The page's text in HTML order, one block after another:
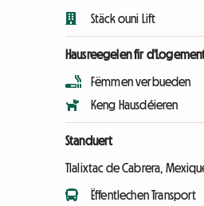
Stäck ouni Lift
Hausreegelen fir
Fëmmen verbueden
Keng Hausdéieren
Standuert
Tlalixtac de Cabrera,
Ëffentlechen Transport